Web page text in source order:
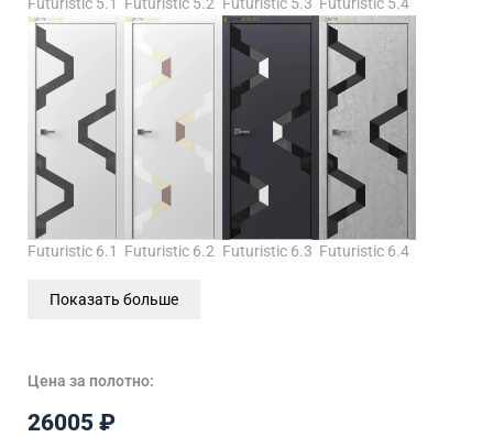
Futuristic 6.1 Futuristic 6.2 Futuristic 6.3 Futuristic 6.4
Показать больше
Цена за полотно:
26005 ₽